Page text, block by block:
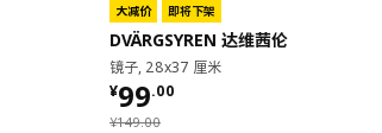
大减价 即将下架
DVÄRGSYREN 达维茜伦
镜子, 28x37 厘米
¥149.00
¥ 149.00
¥99.00
¥ 99.00